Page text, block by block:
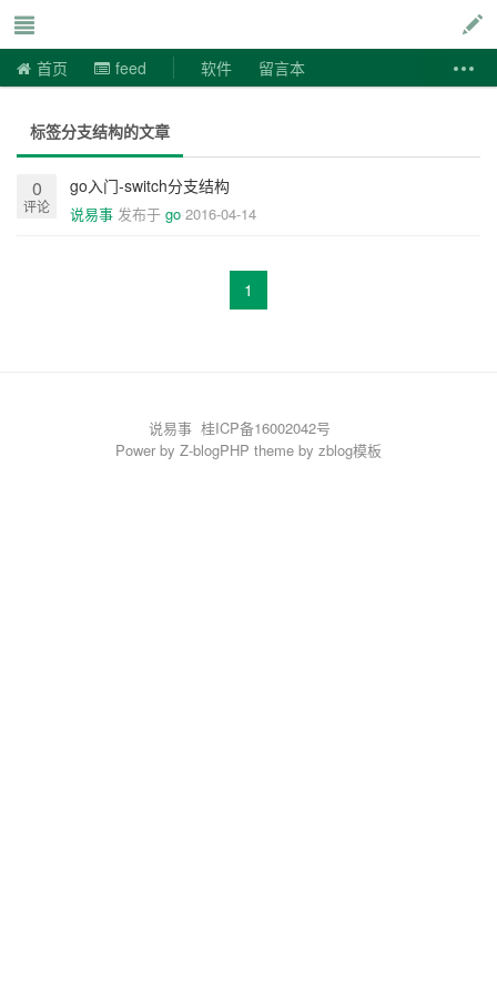
首页 feed 软件 留言本
标签分支结构的文章
0
评论
go入门-switch分支结构
说易事 发布于 go 2016-04-14
1
说易事 桂ICP备16002042号
Power by Z-blogPHP theme by zblog模板